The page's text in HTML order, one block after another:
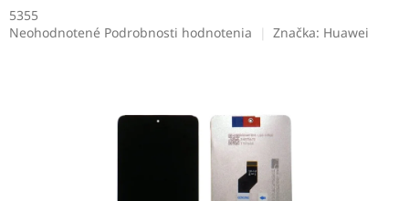
5355
Priemerné
Neohodnotené Podrobnosti hodnotenia Značka: Huawei